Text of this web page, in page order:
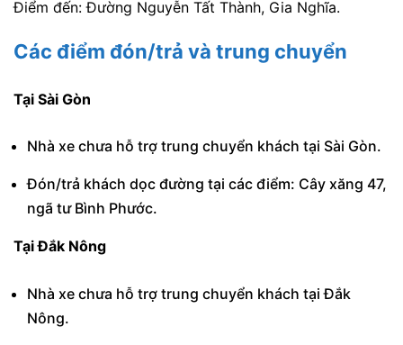
Điểm đến: Đường Nguyễn Tất Thành, Gia Nghĩa.
Các điểm đón/trả và trung chuyển
Tại Sài Gòn
Nhà xe chưa hỗ trợ trung chuyển khách tại Sài Gòn.
Đón/trả khách dọc đường tại các điểm: Cây xăng 47,
ngã tư Bình Phước.
Tại Đắk Nông
Nhà xe chưa hỗ trợ trung chuyển khách tại Đắk
Nông.